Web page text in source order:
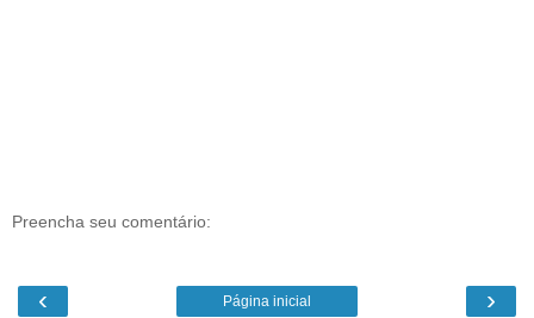
Preencha seu comentário:
‹ ›
Página inicial